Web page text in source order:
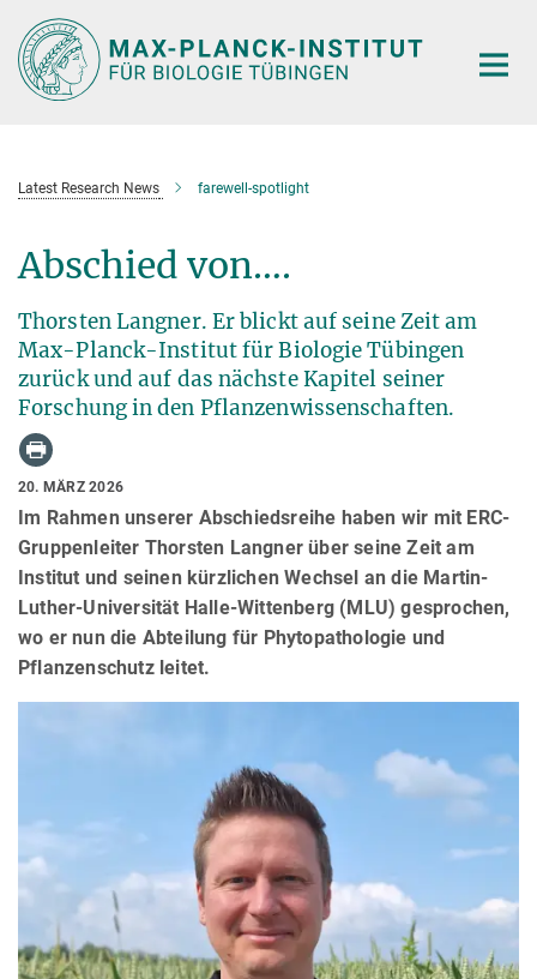
Hauptinhalt
Latest Research News farewell-spotlight
Abschied von….
Thorsten Langner. Er blickt auf seine Zeit am
Max-Planck-Institut für Biologie Tübingen
zurück und auf das nächste Kapitel seiner
Forschung in den Pflanzenwissenschaften.
20. MÄRZ 2026
Im Rahmen unserer Abschiedsreihe haben wir mit ERC-
Gruppenleiter Thorsten Langner über seine Zeit am
Institut und seinen kürzlichen Wechsel an die Martin-
Luther-Universität Halle-Wittenberg (MLU) gesprochen,
wo er nun die Abteilung für Phytopathologie und
Pflanzenschutz leitet.